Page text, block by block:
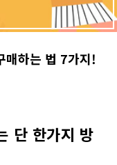
매하는 법 7가지!
단 한가지 방